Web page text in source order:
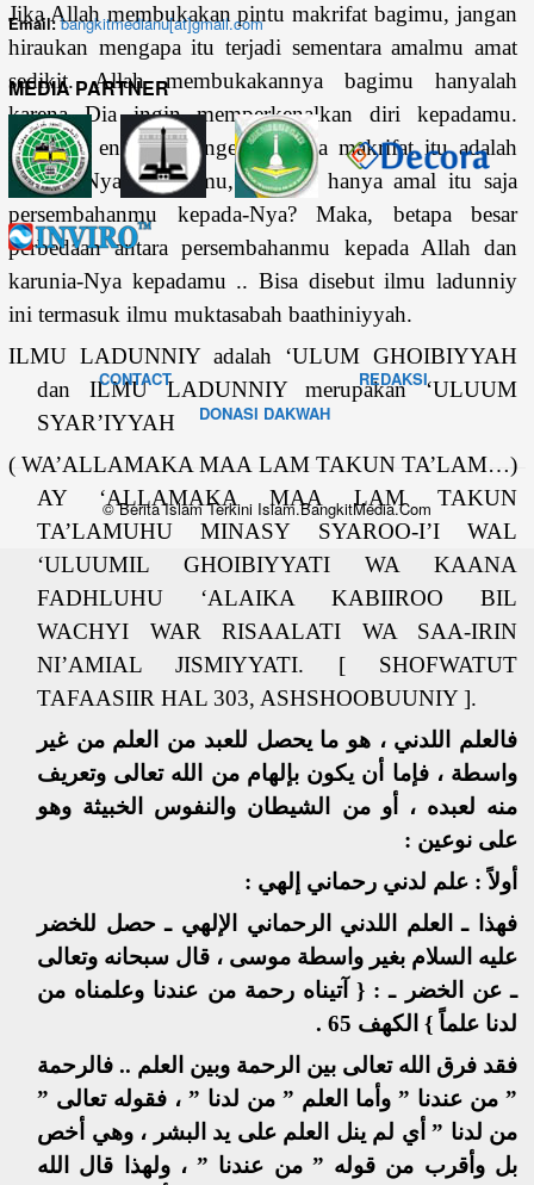
Jika Allah membukakan pintu makrifat bagimu, jangan
hiraukan mengapa itu terjadi sementara amalmu amat
sedikit. Allah membukakannya bagimu hanyalah
karena Dia ingin memperkenalkan diri kepadamu.
Tidaklah engkau mengerti bahwa makrifat itu adalah
karunia-Nya kepadamu, padahal hanya amal itu saja
persembahanmu kepada-Nya? Maka, betapa besar
perbedaan antara persembahanmu kepada Allah dan
karunia-Nya kepadamu .. Bisa disebut ilmu ladunniy
ini termasuk ilmu muktasabah baathiniyyah.
ILMU LADUNNIY adalah ‘ULUM GHOIBIYYAH
dan ILMU LADUNNIY merupakan ‘ULUUM
SYAR’IYYAH
( WA’ALLAMAKA MAA LAM TAKUN TA’LAM…)
AY ‘ALLAMAKA MAA LAM TAKUN
TA’LAMUHU MINASY SYAROO-I’I WAL
‘ULUUMIL GHOIBIYYATI WA KAANA
FADHLUHU ‘ALAIKA KABIIROO BIL
WACHYI WAR RISAALATI WA SAA-IRIN
NI’AMIAL JISMIYYATI. [ SHOFWATUT
TAFAASIIR HAL 303, ASHSHOOBUUNIY ].
فالعلم اللدني ، هو ما يحصل للعبد من العلم من غير
واسطة ، فإما أن يكون بإلهام من الله تعالى وتعريف
منه لعبده ، أو من الشيطان والنفوس الخبيثة وهو
على نوعين :
أولاً : علم لدني رحماني إلهي :
فهذا ـ العلم اللدني الرحماني الإلهي ـ حصل للخضر
عليه السلام بغير واسطة موسى ، قال سبحانه وتعالى
ـ عن الخضر ـ : { آتيناه رحمة من عندنا وعلمناه من
لدنا علماً } الكهف 65 .
فقد فرق الله تعالى بين الرحمة وبين العلم .. فالرحمة
” من عندنا ” وأما العلم ” من لدنا ” ، فقوله تعالى ”
من لدنا ” أي لم ينل العلم على يد البشر ، وهي أخص
بل وأقرب من قوله ” من عندنا ” ، ولهذا قال الله
Email: bangkitmedianu[at]gmail.com
MEDIA PARTNER
CONTACT
REDAKSI
DONASI DAKWAH
© Berita Islam Terkini Islam.BangkitMedia.Com